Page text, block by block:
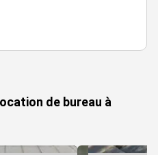
et à 15 minutes de la gare
Provence
de bureau à